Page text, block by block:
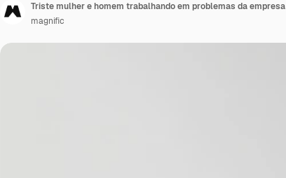
Triste mulher e homem trabalhando em problemas da empresa
magnific